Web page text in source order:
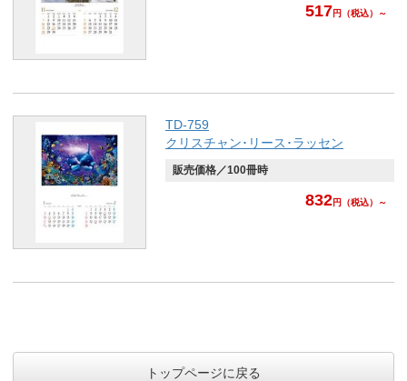
517円 （税込）～
TD-759
クリスチャン･リース･ラッセン
販売価格／100冊時
832円 （税込）～
トップページに戻る